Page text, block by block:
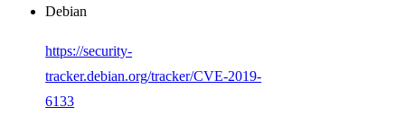
Debian
https://security-
tracker.debian.org/tracker/CVE-2019-
6133